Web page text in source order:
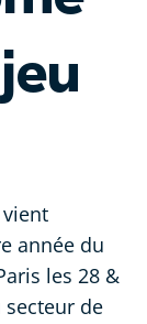
année du
les 28 &
de